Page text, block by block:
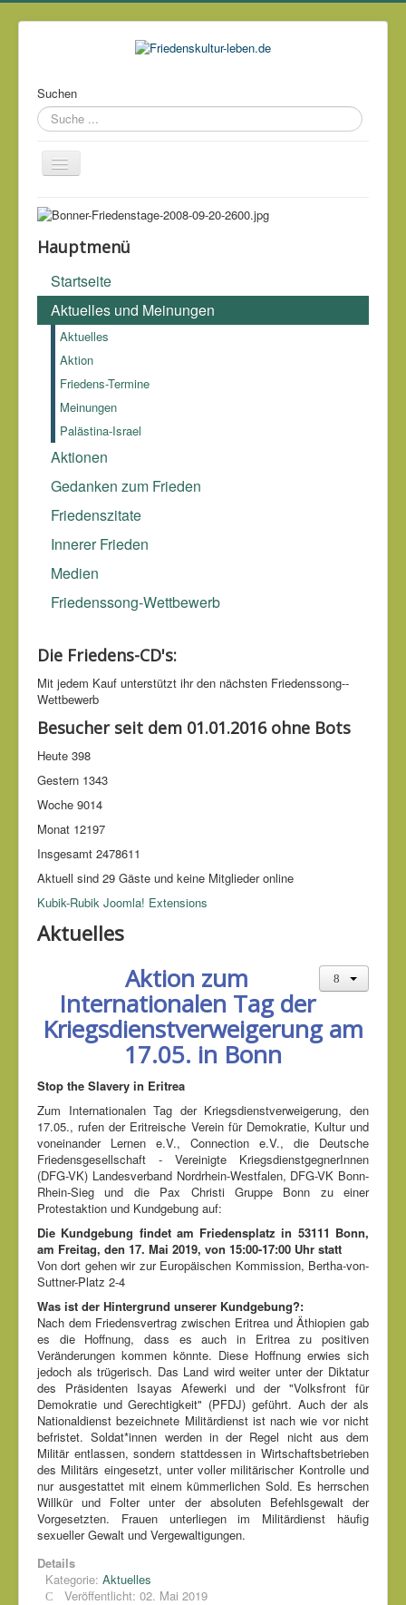
Suchen
Über mich
Kontakt
Links
Archiv
(1842-1914)
Hauptmenü
Startseite
Aktuelles und Meinungen
Aktuelles
Aktion
Friedens-Termine
Meinungen
Palästina-Israel
Aktionen
Gedanken zum Frieden
Friedenszitate
Innerer Frieden
Medien
Friedenssong-Wettbewerb
Die Friedens-CD's:
Mit jedem Kauf unter­stützt ihr den nächsten Friedens­song-­
Wettbe­werb
Besucher seit dem 01.01.2016 ohne Bots
Heute 398
Gestern 1343
Woche 9014
Monat 12197
Insgesamt 2478611
Aktuell sind 29 Gäste und keine Mitglieder online
Kubik-Rubik Joomla! Extensions
Aktuelles
Aktion zum
Internationalen Tag der
Kriegsdienstverweigerung am
17.05. in Bonn
Stop the Slavery in Eritrea
Zum Internationalen Tag der Kriegsdienstverweigerung, den
17.05., rufen der Eritreische Verein für Demokratie, Kultur und
voneinander Lernen e.V., Connection e.V., die Deutsche
Friedensgesellschaft - Vereinigte KriegsdienstgegnerInnen
(DFG-VK) Landesverband Nordrhein-Westfalen, DFG-VK Bonn-
Rhein-Sieg und die Pax Christi Gruppe Bonn zu einer
Protestaktion und Kundgebung auf:
Die Kundgebung findet am Friedensplatz in 53111 Bonn,
am Freitag, den 17. Mai 2019, von 15:00-17:00 Uhr statt
Von dort gehen wir zur Europäischen Kommission, Bertha-von-
Suttner-Platz 2-4
Was ist der Hintergrund unserer Kundgebung?:
Nach dem Friedensvertrag zwischen Eritrea und Äthiopien gab
es die Hoffnung, dass es auch in Eritrea zu positiven
Veränderungen kommen könnte. Diese Hoffnung erwies sich
jedoch als trügerisch. Das Land wird weiter unter der Diktatur
des Präsidenten Isayas Afewerki und der "Volksfront für
Demokratie und Gerechtigkeit" (PFDJ) geführt. Auch der als
Nationaldienst bezeichnete Militärdienst ist nach wie vor nicht
befristet. Soldat*innen werden in der Regel nicht aus dem
Militär entlassen, sondern stattdessen in Wirtschaftsbetrieben
des Militärs eingesetzt, unter voller militärischer Kontrolle und
nur ausgestattet mit einem kümmerlichen Sold. Es herrschen
Willkür und Folter unter der absoluten Befehlsgewalt der
Vorgesetzten. Frauen unterliegen im Militärdienst häufig
sexueller Gewalt und Vergewaltigungen.
Details
Kategorie: Aktuelles
Veröffentlicht: 02. Mai 2019